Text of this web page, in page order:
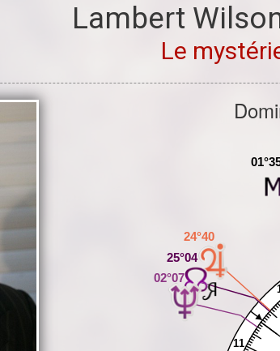
Lambert
Le
11
24°40
25°04
02°07